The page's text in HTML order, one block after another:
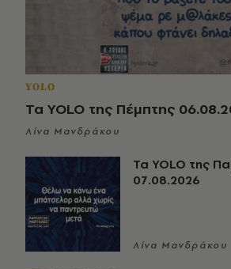
YOLO
Τα YOLO της Πέμπτης
Λίνα Μανδράκου
Τα YOLO της
07.08.2026
Λίνα Μανδράκου